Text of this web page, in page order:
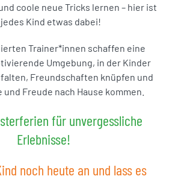
coole neue Tricks lernen – hier ist
Kind etwas dabei!
Trainer*innen schaffen eine
Umgebung, in der Kinder
Freundschaften knüpfen und
Freude nach Hause kommen.
für unvergessliche
Erlebnisse!
noch heute an und lass es